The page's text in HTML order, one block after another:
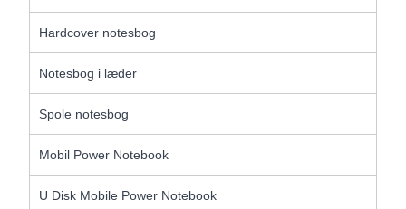
Hardcover notesbog
Notesbog i læder
Spole notesbog
Mobil Power Notebook
U Disk Mobile Power Notebook